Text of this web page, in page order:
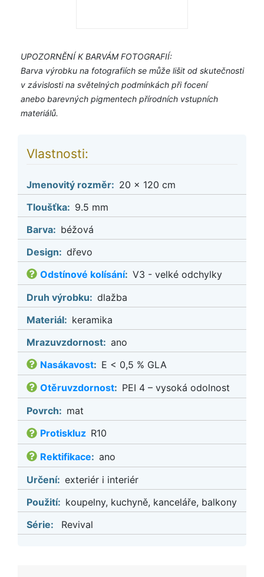
UPOZORNĚNÍ K BARVÁM FOTOGRAFIÍ:
Barva výrobku na fotografiích se může lišit od skutečnosti
v závislosti na světelných podmínkách při focení
anebo barevných pigmentech přírodních vstupních
materiálů.
Vlastnosti:
Jmenovitý rozměr: 20 x 120 cm
Tloušťka: 9.5 mm
Barva: béžová
Design: dřevo
Odstínové kolísání: V3 - velké odchylky
Druh výrobku: dlažba
Materiál: keramika
Mrazuvzdornost: ano
Nasákavost: E < 0,5 % GLA
Otěruvzdornost: PEI 4 – vysoká odolnost
Povrch: mat
Protiskluz R10
Rektifikace: ano
Určení: exteriér i interiér
Použití: koupelny, kuchyně, kanceláře, balkony
Série:
Revival